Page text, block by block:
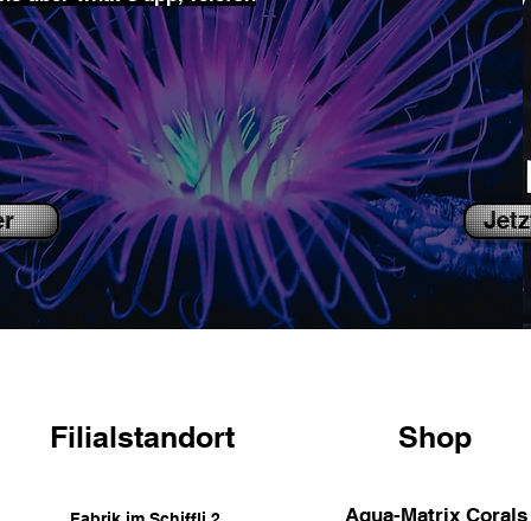
Filialstandort Shop
Aqua-Matrix Corals